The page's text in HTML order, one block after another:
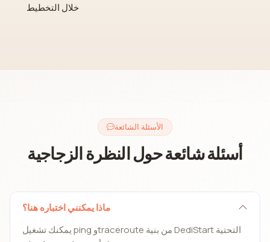
خلال التخطيط
الأسئلة الشائعة
أسئلة شائعة حول النظرة الزجاجية
ماذا يمكنني اختباره هنا؟
يمكنك تشغيل ping وtraceroute من بنية DediStart التحتية